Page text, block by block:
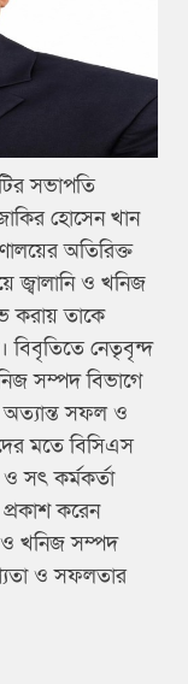
সভাপতি
হোসেন খান
অতিরিক্ত
জ্বালানি ও খনিজ
করায় তাকে
বিবৃতিতে নেতৃবৃন্দ
সম্পদ বিভাগে
অত্যান্ত সফল ও
মতে বিসিএস
সৎ কর্মকর্তা
করেন
ও খনিজ সম্পদ
ও সফলতার